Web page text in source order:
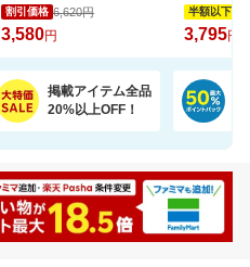
割引価格 6,620円
3,580円
半額以下
3,795円
掲載アイテム全品
20%以上OFF！